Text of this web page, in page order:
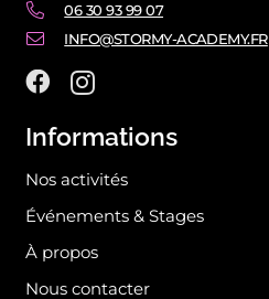
06 30 93 99 07
INFO@STORMY-ACADEMY.FR
Informations
Nos activités
Événements & Stages
À propos
Nous contacter